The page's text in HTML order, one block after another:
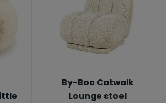
By-Boo Catwalk
Lounge stoel